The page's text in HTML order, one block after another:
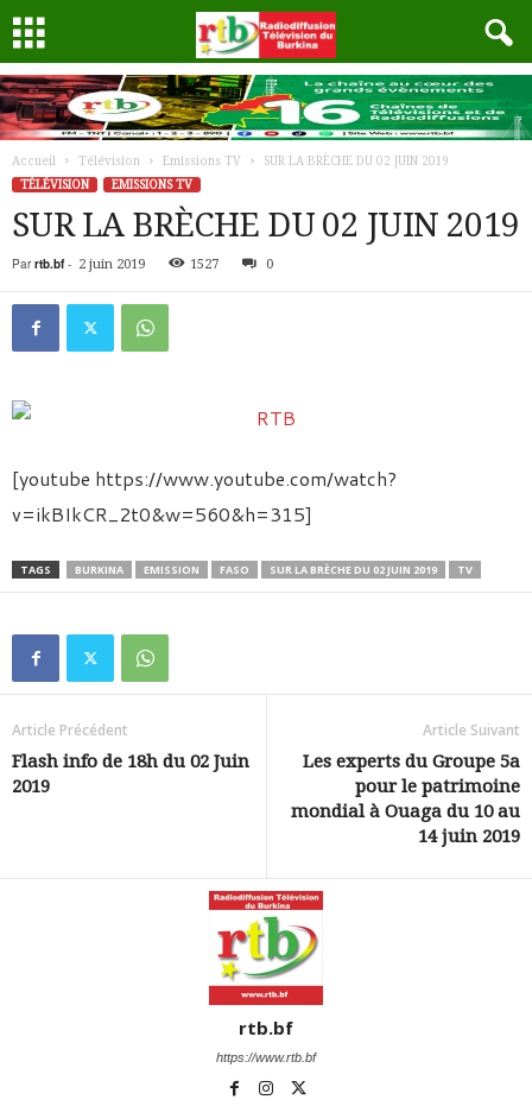
Accueil Télévision Emissions TV
SUR LA BRÈCHE DU 02 JUIN 2019
TÉLÉVISION
EMISSIONS TV
SUR LA BRÈCHE DU 02 JUIN 2019
Par rtb.bf- 2 juin 2019 1527 0
[youtube https://www.youtube.com/watch?
v=ikBIkCR_2t0&w=560&h=315]
TAGS BURKINA EMISSION FASO SUR LA BRÈCHE DU 02 JUIN 2019 TV
Article Précédent
Flash info de 18h du 02 Juin
2019
Article Suivant
Les experts du Groupe 5a
pour le patrimoine
mondial à Ouaga du 10 au
14 juin 2019
rtb.bf
https://www.rtb.bf